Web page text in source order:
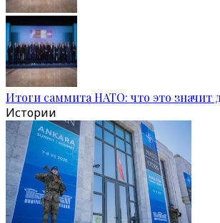
Итоги саммита НАТО: что это значит
Истории